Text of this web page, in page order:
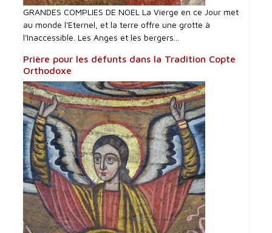
GRANDES COMPLIES DE NOEL La Vierge en ce Jour met
au monde l'Eternel, et la terre offre une grotte à
l'Inaccessible. Les Anges et les bergers...
Prière pour les défunts dans la Tradition Copte
Orthodoxe